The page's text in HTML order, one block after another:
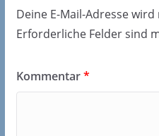
Deine E-Mail-Adresse
Erforderliche Felder sind
Kommentar*